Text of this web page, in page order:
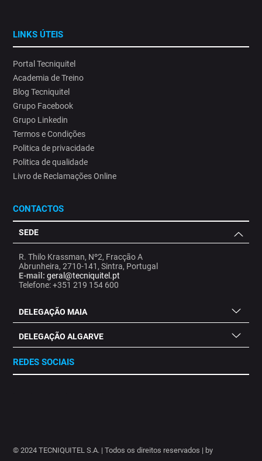
LINKS ÚTEIS
Portal Tecniquitel
Academia de Treino
Blog Tecniquitel
Grupo Facebook
Grupo Linkedin
Termos e Condições
Politica de privacidade
Politica de qualidade
Livro de Reclamações Online
CONTACTOS
SEDE
R. Thilo Krassman, Nº2, Fracção A
Abrunheira, 2710-141, Sintra, Portugal
E-mail: geral@tecniquitel.pt
Telefone: +351 219 154 600
DELEGAÇÃO MAIA
DELEGAÇÃO ALGARVE
REDES SOCIAIS
© 2024 TECNIQUITEL S.A. | Todos os direitos reservados | by